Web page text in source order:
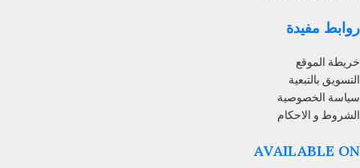
روابط مفيدة
خريطة الموقع
التسويق بالتبعية
سياسة الخصوصية
الشروط و الاحكام
AVAILABLE ON